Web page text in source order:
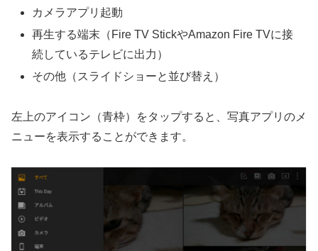
カメラアプリ起動
再生する端末（Fire TV StickやAmazon Fire TVに接
続しているテレビに出力）
その他（スライドショーと並び替え）
左上のアイコン（青枠）をタップすると、写真アプリのメ
ニューを表示することができます。